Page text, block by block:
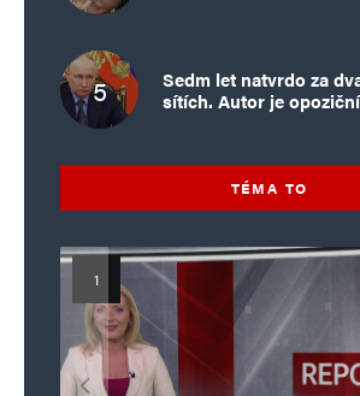
Sedm let natvrdo za
sítích. Autor je
TÉMA TO
Islamistický teror v
Mýty o Václavu
Vymíráme a politici